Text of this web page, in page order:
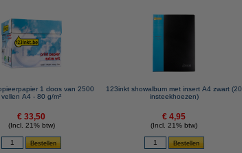
1 doos van 2500
vellen A4 - 80 g/m²
€ 33,50
(Incl. 21% btw)
123inkt showalbum met insert A4 zwart (20
insteekhoezen)
€ 4,95
(Incl. 21% btw)